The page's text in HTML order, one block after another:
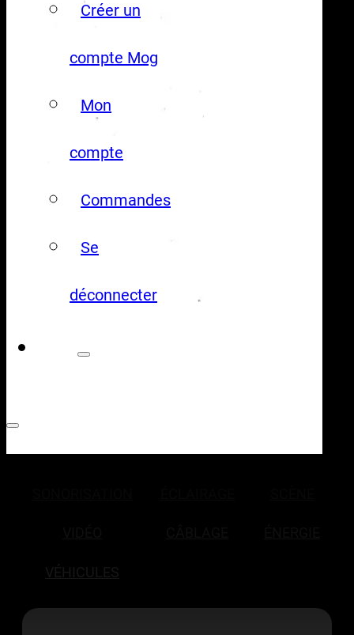
Créer un
compte Mog
Mon
compte
Commandes
Se
déconnecter